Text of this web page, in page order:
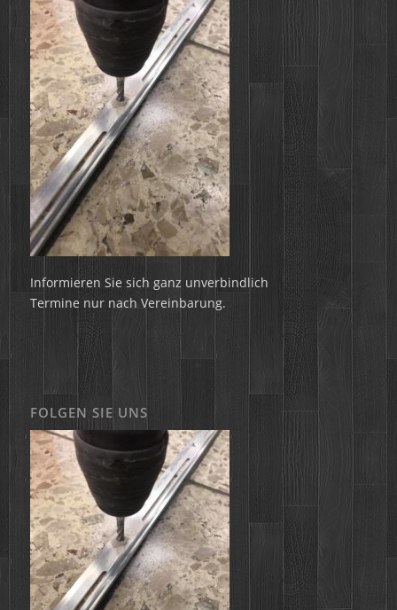
Informieren Sie sich ganz unverbindlich
Termine nur nach Vereinbarung.
FOLGEN SIE UNS